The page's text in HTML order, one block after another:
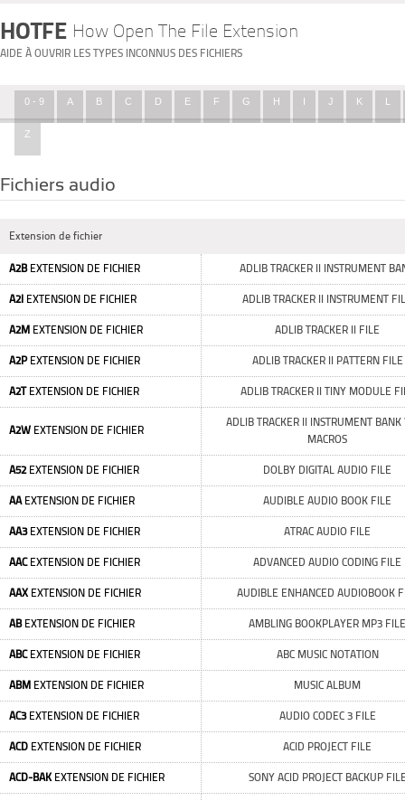
HOTFE How Open The File Extension
AIDE À OUVRIR LES TYPES INCONNUS DES FICHIERS
0 - 9 A B C D E F G H I J K L
Z
Fichiers audio
Extension de fichier
A2BEXTENSION DE FICHIER ADLIB TRACKER II INSTRUMENT
A2I EXTENSION DE FICHIER ADLIB TRACKER II INSTRUMENT
A2M EXTENSION DE FICHIER ADLIB TRACKER II FILE
A2PEXTENSION DE FICHIER ADLIB TRACKER II PATTERN FILE
A2TEXTENSION DE FICHIER ADLIB TRACKER II TINY MODULE
A2W EXTENSION DE FICHIER
ADLIB TRACKER II INSTRUMENT BANK
MACROS
A52EXTENSION DE FICHIER DOLBY DIGITAL AUDIO FILE
AAEXTENSION DE FICHIER AUDIBLE AUDIO BOOK FILE
AA3EXTENSION DE FICHIER ATRAC AUDIO FILE
AACEXTENSION DE FICHIER ADVANCED AUDIO CODING FILE
AAXEXTENSION DE FICHIER AUDIBLE ENHANCED AUDIOBOOK
ABEXTENSION DE FICHIER AMBLING BOOKPLAYER MP3 FILE
ABCEXTENSION DE FICHIER ABC MUSIC NOTATION
ABM EXTENSION DE FICHIER MUSIC ALBUM
AC3EXTENSION DE FICHIER AUDIO CODEC 3 FILE
ACD EXTENSION DE FICHIER ACID PROJECT FILE
ACD-BAKEXTENSION DE FICHIER SONY ACID PROJECT BACKUP